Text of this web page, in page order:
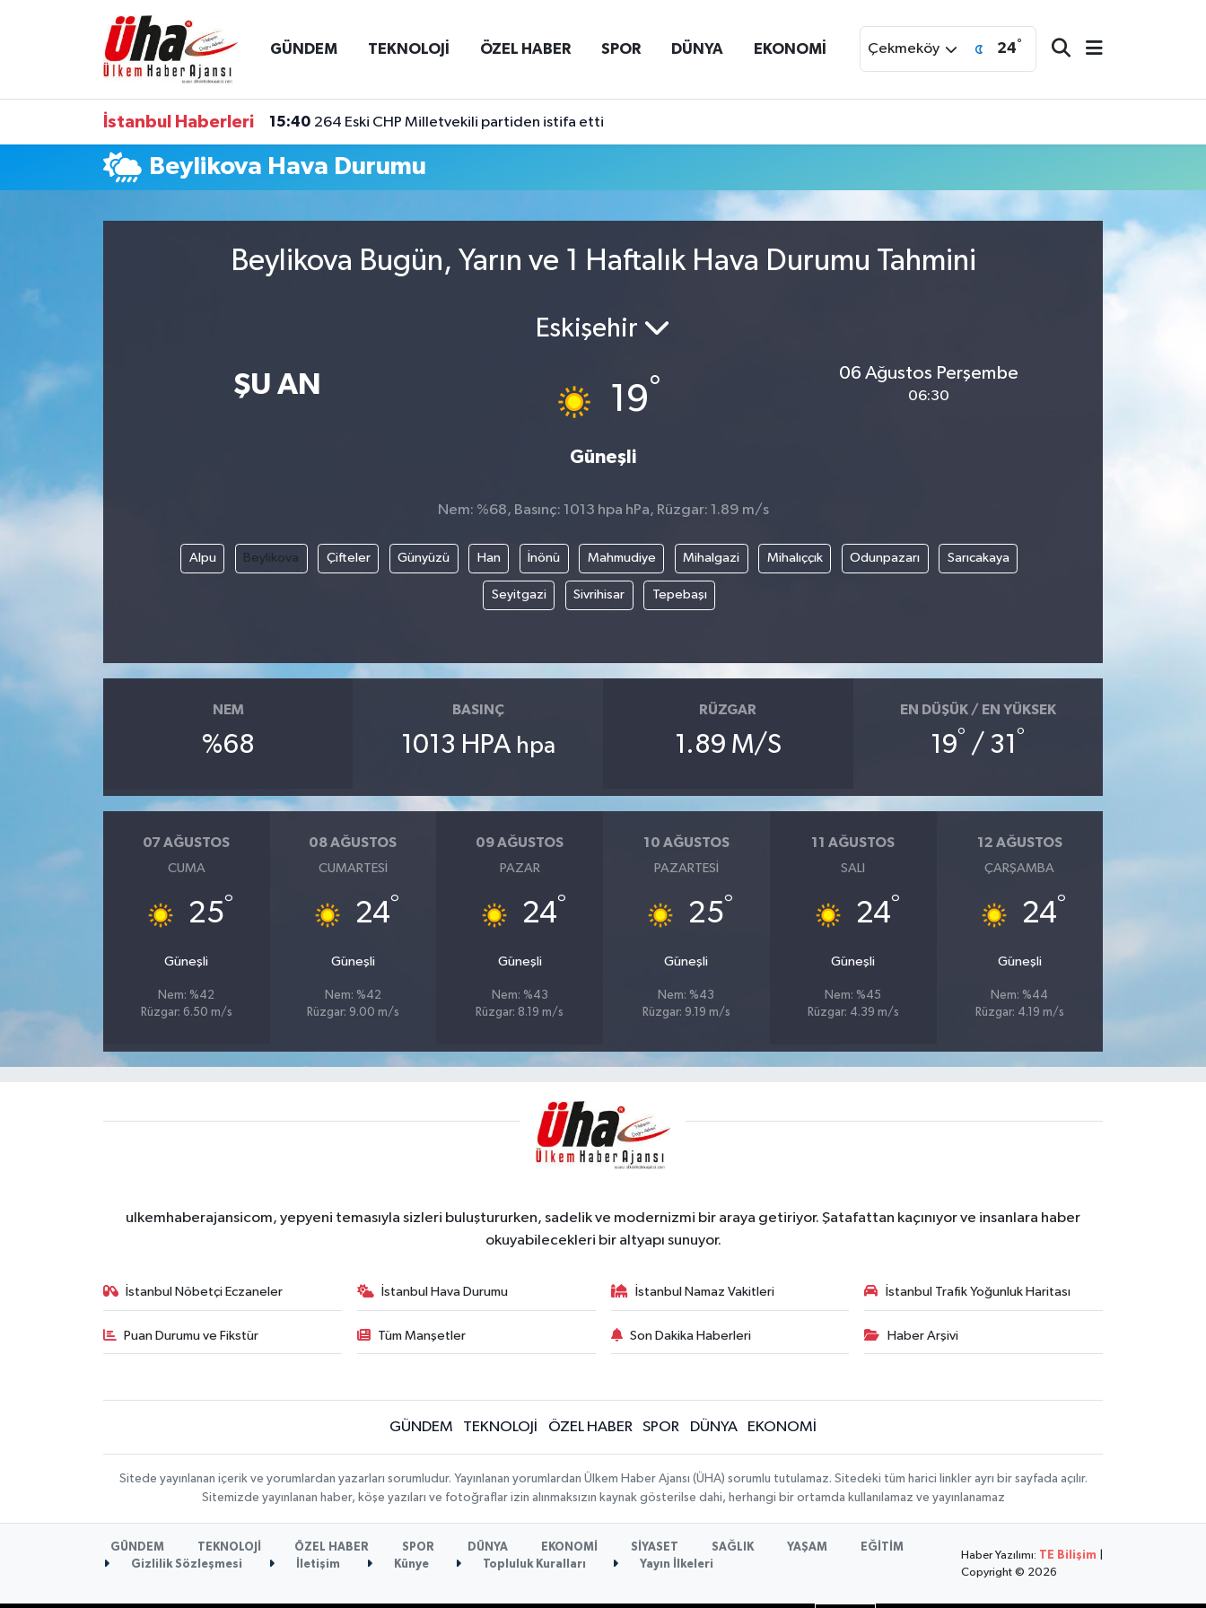
GÜNDEM TEKNOLOJİ ÖZEL HABER SPOR DÜNYA EKONOMİ Çekmeköy 24°
İstanbul Haberleri 15:40 264 Eski CHP Milletvekili partiden istifa etti
Beylikova Hava Durumu
Beylikova Bugün, Yarın ve 1 Haftalık Hava Durumu Tahmini
ŞU AN
Eskişehir
19°
Güneşli
06 Ağustos Perşembe
06:30
Nem: %68, Basınç: 1013 hpa hPa, Rüzgar: 1.89 m/s
Alpu Beylikova Çifteler Günyüzü Han İnönü Mahmudiye Mihalgazi Mihalıççık Odunpazarı Sarıcakaya
Seyitgazi Sivrihisar Tepebaşı
NEM
%68
BASINÇ
1013 HPA hpa
RÜZGAR
1.89 M/S
EN DÜŞÜK / EN YÜKSEK
19° / 31 °
07 AĞUSTOS
CUMA
25°
Güneşli
Nem: %42
Rüzgar: 6.50 m/s
08 AĞUSTOS
CUMARTESI
24°
Güneşli
Nem: %42
Rüzgar: 9.00 m/s
09 AĞUSTOS
PAZAR
24°
Güneşli
Nem: %43
Rüzgar: 8.19 m/s
10 AĞUSTOS
PAZARTESI
25°
Güneşli
Nem: %43
Rüzgar: 9.19 m/s
11 AĞUSTOS
SALI
24°
Güneşli
Nem: %45
Rüzgar: 4.39 m/s
12 AĞUSTOS
ÇARŞAMBA
24°
Güneşli
Nem: %44
Rüzgar: 4.19 m/s
ulkemhaberajansicom, yepyeni temasıyla sizleri buluştururken, sadelik ve modernizmi bir araya getiriyor. Şatafattan kaçınıyor ve insanlara haber
okuyabilecekleri bir altyapı sunuyor.
İstanbul Nöbetçi Eczaneler İstanbul Hava Durumu İstanbul Namaz Vakitleri İstanbul Trafik Yoğunluk Haritası
Puan Durumu ve Fikstür Tüm Manşetler Son Dakika Haberleri Haber Arşivi
GÜNDEM TEKNOLOJİ ÖZEL HABER SPOR DÜNYA EKONOMİ
Sitede yayınlanan içerik ve yorumlardan yazarları sorumludur. Yayınlanan yorumlardan Ülkem Haber Ajansı (ÜHA) sorumlu tutulamaz. Sitedeki tüm harici linkler ayrı bir sayfada açılır.
Sitemizde yayınlanan haber, köşe yazıları ve fotoğraflar izin alınmaksızın kaynak gösterilse dahi, herhangi bir ortamda kullanılamaz ve yayınlanamaz
GÜNDEM TEKNOLOJİ ÖZEL HABER SPOR DÜNYA EKONOMİ SİYASET SAĞLIK YAŞAM
EĞİTİM
Gizlilik Sözleşmesi
İletişim Künye Topluluk Kuralları Yayın İlkeleri
Haber Yazılımı: TE Bilişim
Copyright © 2026
İstanbul Nöbetçi Eczaneler
İstanbul Hava Durumu
İstanbul Namaz Vakitleri
Süper Lig Puan Durumu ve Fikstür